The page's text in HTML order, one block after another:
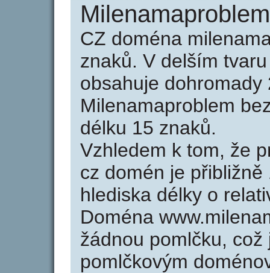
CZ doména
znaků. V delším
obsahuje
Milenamaproblem
délku 15 znaků.
Vzhledem k tom, že
cz domén je
hlediska délky o
Doména
žádnou pomlčku,
pomlčkovým